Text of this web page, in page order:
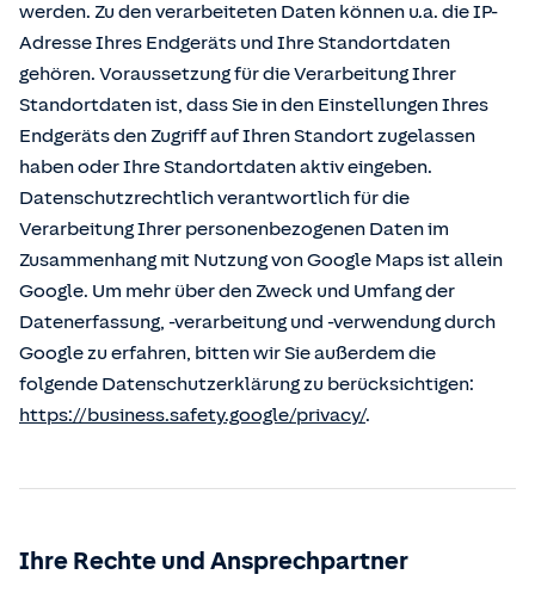
werden. Zu den verarbeiteten Daten können u.a. die IP-
Adresse Ihres Endgeräts und Ihre Standortdaten
gehören. Voraussetzung für die Verarbeitung Ihrer
Standortdaten ist, dass Sie in den Einstellungen Ihres
Endgeräts den Zugriff auf Ihren Standort zugelassen
haben oder Ihre Standortdaten aktiv eingeben.
Datenschutzrechtlich verantwortlich für die
Verarbeitung Ihrer personenbezogenen Daten im
Zusammenhang mit Nutzung von Google Maps ist allein
Google. Um mehr über den Zweck und Umfang der
Datenerfassung, -verarbeitung und -verwendung durch
Google zu erfahren, bitten wir Sie außerdem die
folgende Datenschutzerklärung zu berücksichtigen:
https://business.safety.google/privacy/.
Ihre Rechte und Ansprechpartner